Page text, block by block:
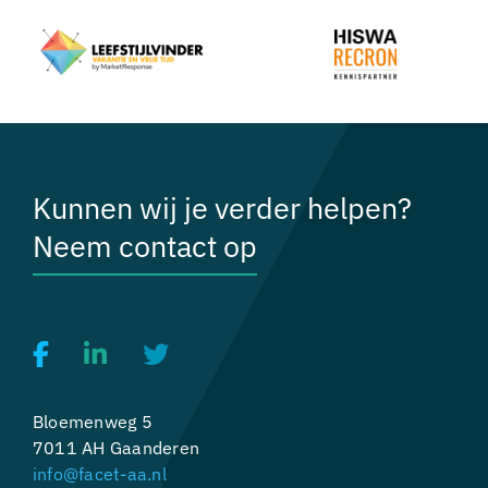
Kunnen wij je verder helpen?
Neem contact op
Bloemenweg 5
7011 AH Gaanderen
info@facet-aa.nl